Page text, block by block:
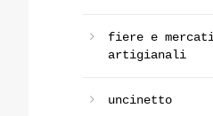
fiere e
artigianali
uncinetto